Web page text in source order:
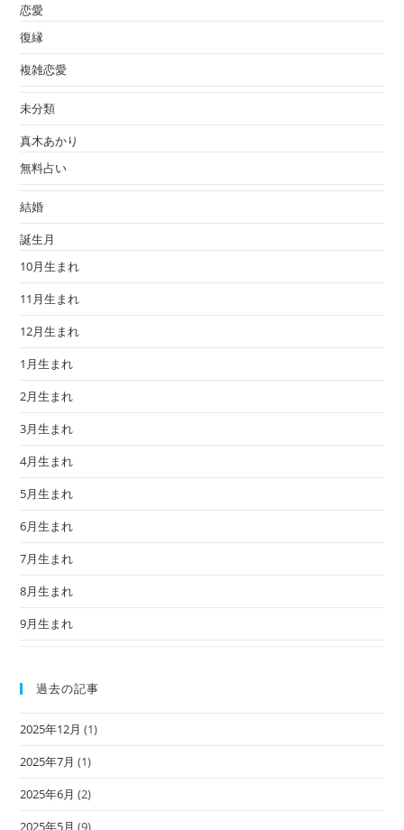
恋愛
復縁
複雑恋愛
未分類
真木あかり
無料占い
結婚
誕生月
10月生まれ
11月生まれ
12月生まれ
1月生まれ
2月生まれ
3月生まれ
4月生まれ
5月生まれ
6月生まれ
7月生まれ
8月生まれ
9月生まれ
過去の記事
2025年12月 (1)
2025年7月 (1)
2025年6月 (2)
2025年5月 (9)